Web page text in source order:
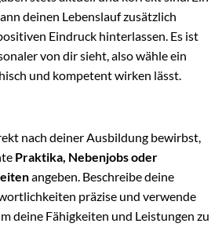
deinen Lebenslauf zusätzlich
Eindruck hinterlassen. Es ist
von dir sieht, also wähle ein
und kompetent wirken lässt.
nach deiner Ausbildung bewirbst,
Praktika, Nebenjobs oder
angeben. Beschreibe deine
präzise und verwende
deine Fähigkeiten und Leistungen zu